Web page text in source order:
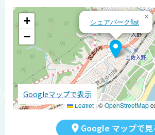
シェアパークflat
×
+
−
Leaflet | ©OpenStreetMap
Googleマップで表示
Google マップで見